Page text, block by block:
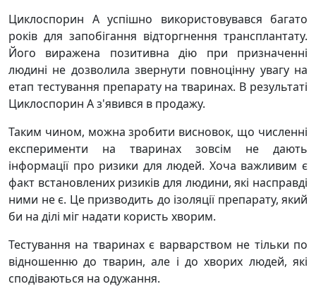
Циклоспорин А успішно використовувався багато
років для запобігання відторгнення трансплантату.
Його виражена позитивна дію при призначенні
людині не дозволила звернути повноцінну увагу на
етап тестування препарату на тваринах. В результаті
Циклоспорин А з'явився в продажу.
Таким чином, можна зробити висновок, що численні
експерименти на тваринах зовсім не дають
інформації про ризики для людей. Хоча важливим є
факт встановлених ризиків для людини, які насправді
ними не є. Це призводить до ізоляції препарату, який
би на ділі міг надати користь хворим.
Тестування на тваринах є варварством не тільки по
відношенню до тварин, але і до хворих людей, які
сподіваються на одужання.